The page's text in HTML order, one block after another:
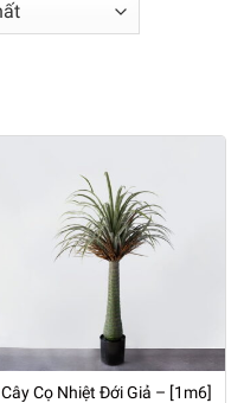
Cây Cọ Nhiệt Đới Giả – [1m6]